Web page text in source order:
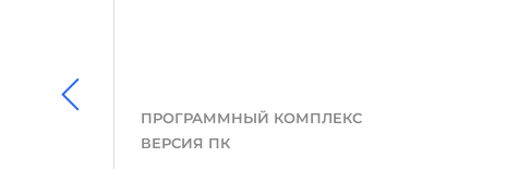
ПРОГРАММНЫЙ КОМПЛЕКС
ВЕРСИЯ ПК